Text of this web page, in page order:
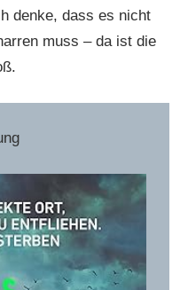
denke, dass es nicht
muss – da ist die